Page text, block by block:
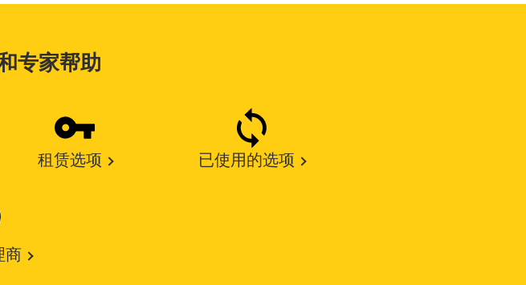
专家帮助
租赁选项 已使用的选项
商